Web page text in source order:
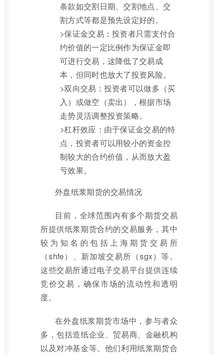
条款如交割日期、交割地点、交
割方式等都是预先设定好的。
>保证金交易：投资者只需支付合
约价值的一定比例作为保证金即
可进行交易，这降低了交易成
本，但同时也放大了投资风险。
>双向交易：投资者可以做多（买
入）或做空（卖出），根据市场
走势灵活调整投资策略。
>杠杆效应：由于保证金交易的特
点，投资者可以用较小的资金控
制较大的合约价值，从而放大盈
亏效果。
外盘纸浆期货的交易情况
目前，全球范围内有多个期货交易
所提供纸浆期货合约的交易服务，其中
较为知名的包括上海期货交易所
（shfe）、新加坡交易所（sgx）等。
这些交易所通过电子交易平台提供连续
竞价交易，确保市场的流动性和透明
度。
在外盘纸浆期货市场中，参与者众
多，包括造纸企业、贸易商、金融机构
以及对冲基金等。他们利用纸浆期货合